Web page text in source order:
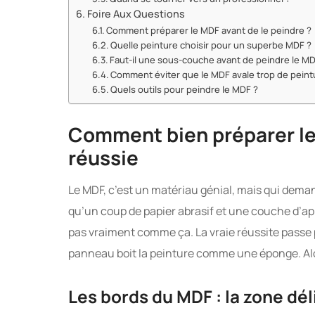
Foire Aux Questions
Comment préparer le MDF avant de le peindre ?
Quelle peinture choisir pour un superbe MDF ?
Faut-il une sous-couche avant de peindre le
Comment éviter que le MDF avale trop de
Quels outils pour peindre le MDF ?
Comment bien préparer
réussie
Le MDF, c’est un matériau génial, mais qui
qu’un coup de papier abrasif et une couche
pas vraiment comme ça. La vraie réussite
panneau boit la peinture comme une éponge.
Les bords du MDF : la zone